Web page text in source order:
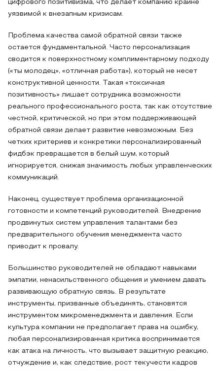
цифрового позитивизма, что делает компанию крайне
уязвимой к внезапным кризисам.
Проблема качества самой обратной связи также
остается фундаментальной. Часто персонализация
сводится к поверхностному комплиментарному подходу
(«ты молодец», «отличная работа»), который не несет
конструктивной ценности. Такая «токсичная
позитивность» лишает сотрудника возможности
реального профессионального роста, так как отсутствие
честной, критической, но при этом поддерживающей
обратной связи делает развитие невозможным. Без
четких критериев и конкретики персонализированный
фидбэк превращается в белый шум, который
игнорируется, снижая значимость любых управленческих
коммуникаций.
Наконец, существует проблема организационной
готовности и компетенций руководителей. Внедрение
продвинутых систем управления талантами без
предварительного обучения менеджмента часто
приводит к провалу.
Большинство руководителей не обладают навыками
эмпатии, ненасильственного общения и умением давать
развивающую обратную связь. В результате
инструменты, призванные объединять, становятся
инструментом микроменеджмента и давления. Если
культура компании не предполагает права на ошибку,
любая персонализированная критика воспринимается
как атака на личность, что вызывает защитную реакцию,
отчуждение и, как следствие, рост текучести кадров